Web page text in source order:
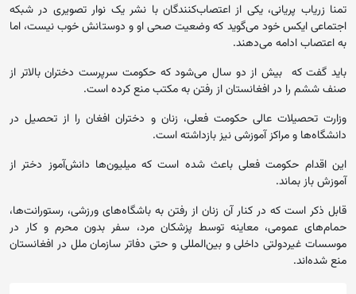
تمنا زریاب پریانی، یکی از اعتصاب‌کنندگان با نشر یک نوار تصویری در شبکه
اجتماعی ایکس خود می‌گوید که وضعیت صحی او و دوستانش خوب نیست، اما
به اعتصاب ادامه می‌دهند.
باید گفت که بیش از دو سال می‌شود که حکومت سرپرست دختران بالاتر از
صنف ششم را در افغانستان از رفتن به مکتب منع کرده‌ است.
وزارت تحصیلات عالی حکومت فعلی، زنان و دختران افغان را از تحصیل در
دانشگاه‌ها و مراکز آموزشی نیز بازداشته است.
این اقدام حکومت فعلی باعث شده است که میلیون‌ها دانش‌آموز دختر از
آموزش باز بماند.
قابل ذکر است که در کنار آن زنان از رفتن به‌ باشگاه‌های ورزشی، رستورانت‌ها،
حمام‌های عمومی، معاینه توسط پزشکان مرد، سفر بدون محرم و کار در
موسسات غیردولتی داخلی و بین‌المللی و حتی دفاتر سازمان ملل در افغانستان
منع شده‌اند.